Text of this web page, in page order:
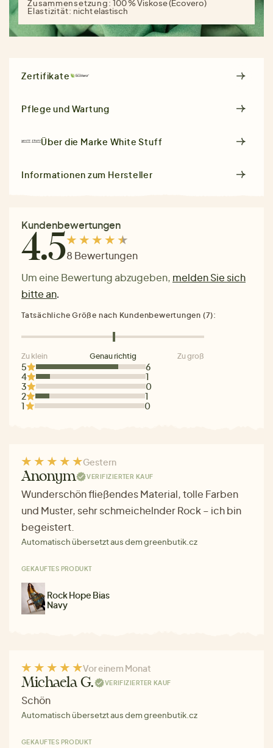
Zusammensetzung:100 % Viskose (Ecovero)
Elastizität: nicht elastisch
Zertifikate
Pflege und Wartung
Über die Marke White Stuff
Informationen zum Hersteller
Kundenbewertungen
4.58 Bewertungen
Um eine Bewertung abzugeben, melden Sie sich
bitte an.
5
6
4
1
3
0
2
1
1
0
Tatsächliche Größe nach Kundenbewertungen (7):
Zu klein Genau richtig Zu groß
Gestern
Anonym VERIFIZIERTER KAUF
Wunderschön fließendes Material, tolle Farben
und Muster, sehr schmeichelnder Rock – ich bin
begeistert.
Automatisch übersetzt aus dem greenbutik.cz
GEKAUFTES PRODUKT
Rock Hope Bias
Navy
Vor einem Monat
Michaela G. VERIFIZIERTER KAUF
Schön
Automatisch übersetzt aus dem greenbutik.cz
GEKAUFTES PRODUKT